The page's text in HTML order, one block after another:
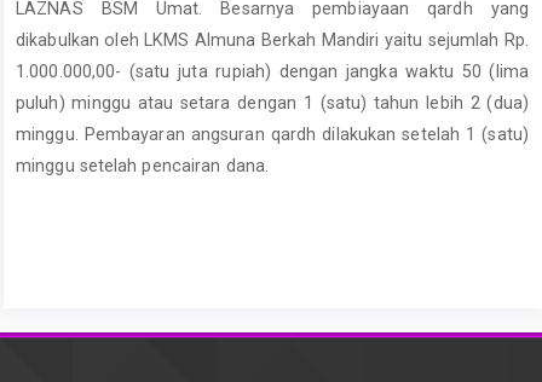
LAZNAS BSM Umat. Besarnya pembiayaan qardh yang
dikabulkan oleh LKMS Almuna Berkah Mandiri yaitu sejumlah Rp.
1.000.000,00- (satu juta rupiah) dengan jangka waktu 50 (lima
puluh) minggu atau setara dengan 1 (satu) tahun lebih 2 (dua)
minggu. Pembayaran angsuran qardh dilakukan setelah 1 (satu)
minggu setelah pencairan dana.